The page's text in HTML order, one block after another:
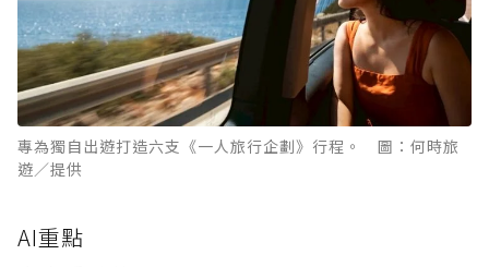
專為獨自出遊打造六支《一人旅行企劃》行程。 圖：何時旅
遊／提供
AI重點